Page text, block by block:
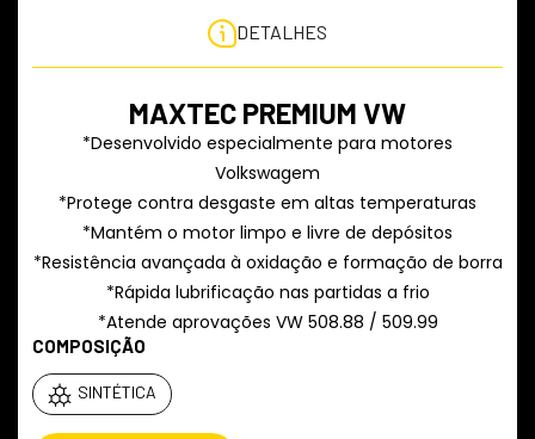
DETALHES
MAXTEC PREMIUM VW
*Desenvolvido especialmente para motores
Volkswagem
*Protege contra desgaste em altas temperaturas
*Mantém o motor limpo e livre de depósitos
*Resistência avançada à oxidação e formação de borra
*Rápida lubrificação nas partidas a frio
*Atende aprovações VW 508.88 / 509.99
COMPOSIÇÃO
SINTÉTICA